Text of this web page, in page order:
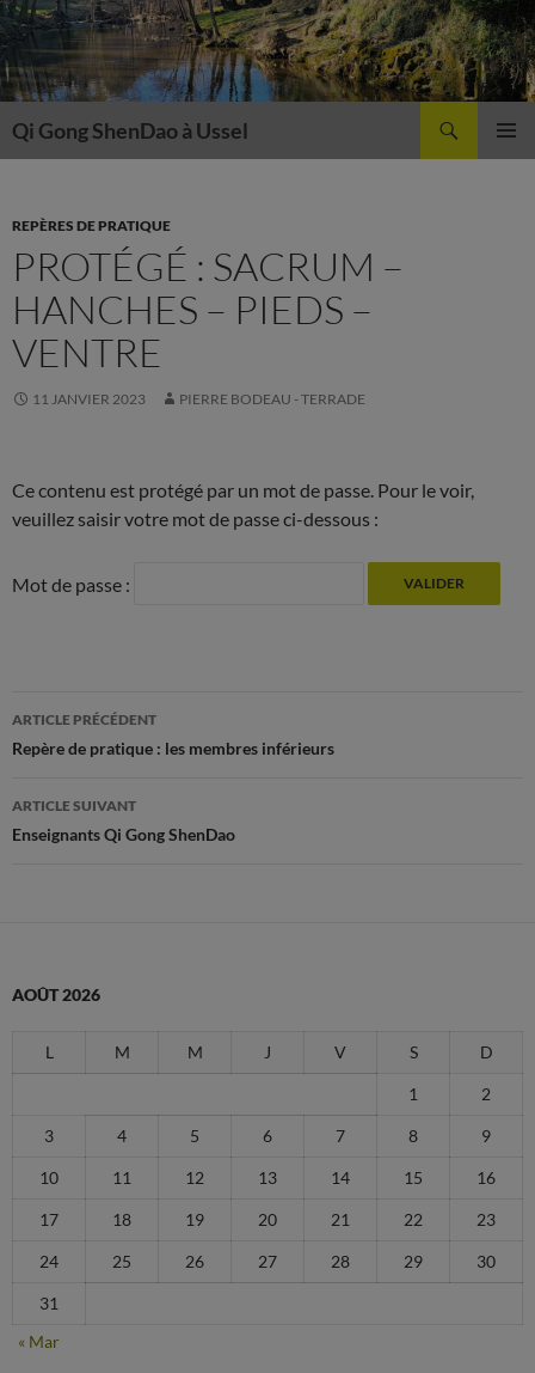
Aller
au
contenu
Qi Gong ShenDao à Ussel
REPÈRES DE PRATIQUE
PROTÉGÉ : SACRUM –
HANCHES – PIEDS –
VENTRE
11 JANVIER 2023 PIERRE BODEAU - TERRADE
Ce contenu est protégé par un mot de passe. Pour le voir,
veuillez saisir votre mot de passe ci-dessous :
Mot de passe :
Navigation
des
articles
ARTICLE PRÉCÉDENT
Repère de pratique : les membres inférieurs
ARTICLE SUIVANT
Enseignants Qi Gong ShenDao
AOÛT 2026
L M M J V S D
1 2
3 4 5 6 7 8 9
10 11 12 13 14 15 16
17 18 19 20 21 22 23
24 25 26 27 28 29 30
31
« Mar